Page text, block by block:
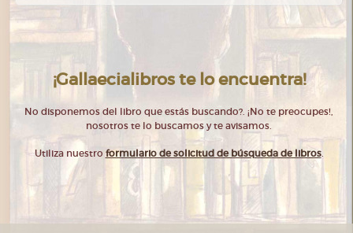
¡Gallaecialibros te lo encuentra!
No disponemos del libro que estás buscando?. ¡No te preocupes!,
nosotros te lo buscamos y te avisamos.
Utiliza nuestro formulario de solicitud de búsqueda de libros.